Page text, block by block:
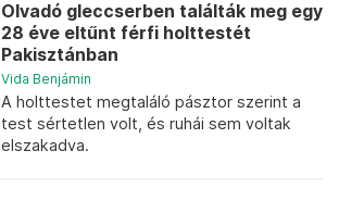
Olvadó gleccserben találták meg egy
28 éve eltűnt férfi holttestét
Pakisztánban
Vida Benjámin
A holttestet megtaláló pásztor szerint a
test sértetlen volt, és ruhái sem voltak
elszakadva.